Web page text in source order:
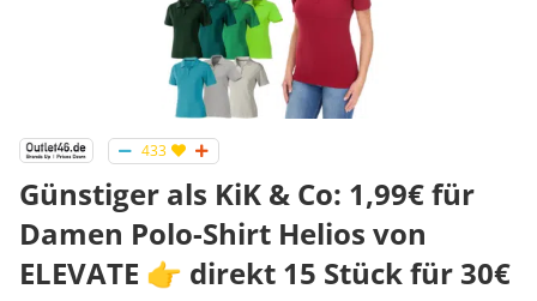
433
Günstiger als KiK & Co: 1,99€ für
Damen Polo-Shirt Helios von
ELEVATE 👉 direkt 15 Stück für 30€